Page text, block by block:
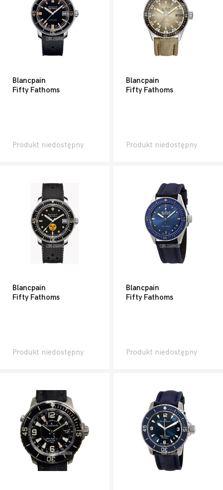
Blancpain
Fifty Fathoms
Produkt niedostępny
Blancpain
Fifty Fathoms
Produkt niedostępny
Blancpain
Fifty Fathoms
Produkt niedostępny
Blancpain
Fifty Fathoms
Produkt niedostępny